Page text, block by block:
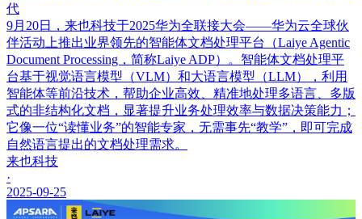
代
9月20日，来也科技于2025华为全联接大会——华为云全球伙
伴活动上推出业界领先的智能体文档处理平台（Laiye Agentic
Document Processing，简称Laiye ADP）。智能体文档处理平
台基于视觉语言模型（VLM）和大语言模型（LLM），利用
智能体等前沿技术，帮助企业高效、精准地处理多语言、多版
式的非结构化文档，显著提升业务处理效率与数据决策能力；
它像一位“读懂业务”的智能专家，无需事先“教学”，即可完成
自然语言提出的文档处理需求。
来也科技
·
2025-09-25